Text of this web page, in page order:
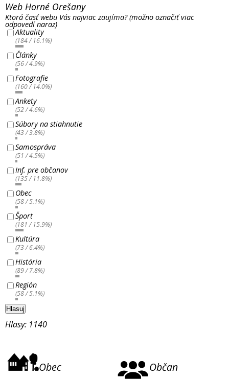
Web Horné Orešany
Ktorá časť webu Vás najviac zaujíma? (možno označiť viac
odpovedí naraz)
Aktuality
(184 / 16.1%)
Články
(56 / 4.9%)
Fotografie
(160 / 14.0%)
Ankety
(52 / 4.6%)
Súbory na stiahnutie
(43 / 3.8%)
Samospráva
(51 / 4.5%)
Inf. pre občanov
(135 / 11.8%)
Obec
(58 / 5.1%)
Šport
(181 / 15.9%)
Kultúra
(73 / 6.4%)
História
(89 / 7.8%)
Región
(58 / 5.1%)
Hlasuj
Hlasy: 1140
Obec Občan